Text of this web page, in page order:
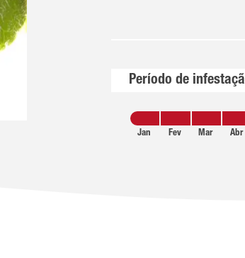
Período de
Jan Fev Mar Abr